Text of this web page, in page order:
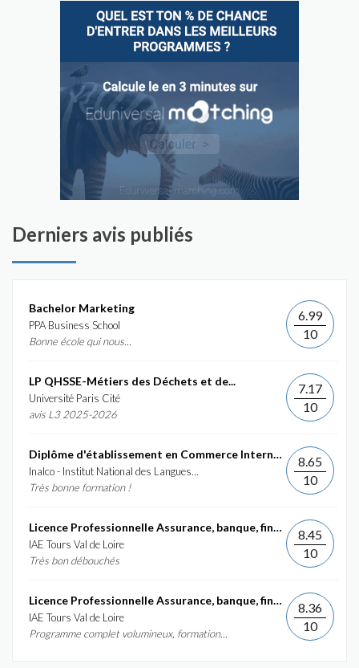
Derniers avis publiés
Bachelor Marketing
PPA Business School
Bonne école qui nous...
6.99
10
LP QHSSE-Métiers des Déchets et de...
Université Paris Cité
avis L3 2025-2026
7.17
10
Diplôme d'établissement en Commerce International et...
Inalco - Institut National des Langues...
Très bonne formation !
8.65
10
Licence Professionnelle Assurance, banque, finance :...
IAE Tours Val de Loire
Très bon débouchés
8.45
10
Licence Professionnelle Assurance, banque, finance :...
IAE Tours Val de Loire
Programme complet volumineux, formation...
8.36
10